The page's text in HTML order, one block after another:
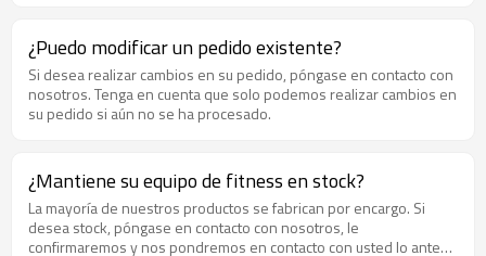
¿Puedo modificar un pedido existente?
Si desea realizar cambios en su pedido, póngase en contacto con
nosotros. Tenga en cuenta que solo podemos realizar cambios en
su pedido si aún no se ha procesado.
¿Mantiene su equipo de fitness en stock?
La mayoría de nuestros productos se fabrican por encargo. Si
desea stock, póngase en contacto con nosotros, le
confirmaremos y nos pondremos en contacto con usted lo antes